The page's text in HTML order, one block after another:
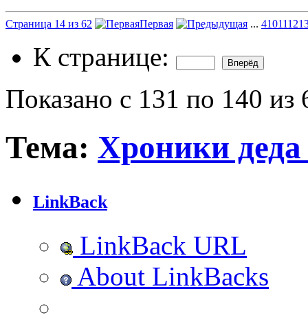
Страница 14 из 62 Первая ... 4101112
К странице:
Показано с 131 по 140 из
Тема: Хроники
LinkBack
LinkBack URL
About LinkBacks